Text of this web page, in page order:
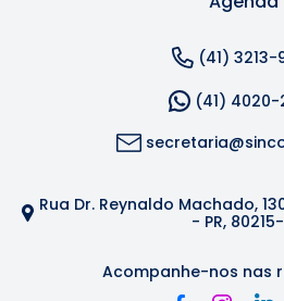
(41) 3213-
(41) 4020-
Rua Dr. Reynaldo Machado,
- PR,
Acompanhe-nos nas